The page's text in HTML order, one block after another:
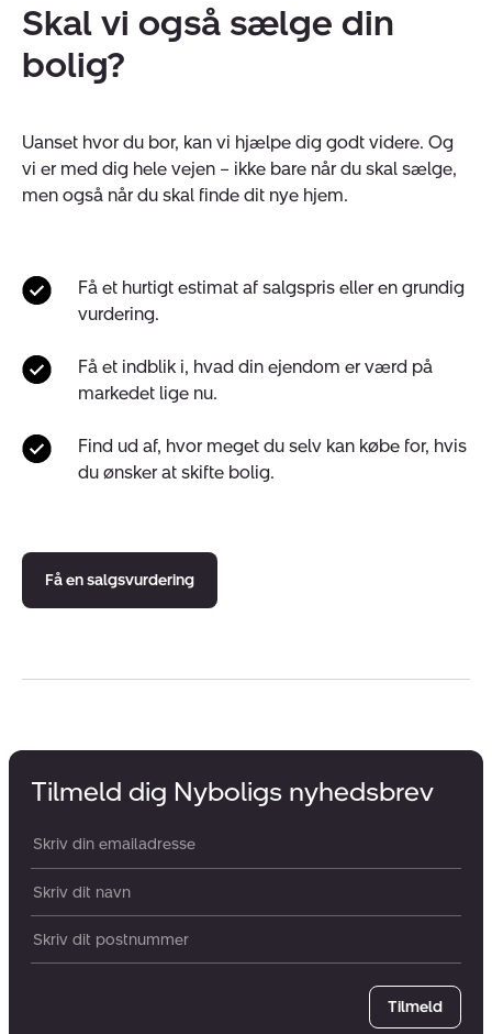
Skal vi også sælge din
bolig?
Uanset hvor du bor, kan vi hjælpe dig godt videre. Og
vi er med dig hele vejen – ikke bare når du skal sælge,
men også når du skal finde dit nye hjem.
Få et hurtigt estimat af salgspris eller en grundig
vurdering.
Få et indblik i, hvad din ejendom er værd på
markedet lige nu.
Find ud af, hvor meget du selv kan købe for, hvis
du ønsker at skifte bolig.
Få en salgsvurdering
Tilmeld dig Nyboligs nyhedsbrev
Din email:
Dit navn:
Postnummer
Tilmeld